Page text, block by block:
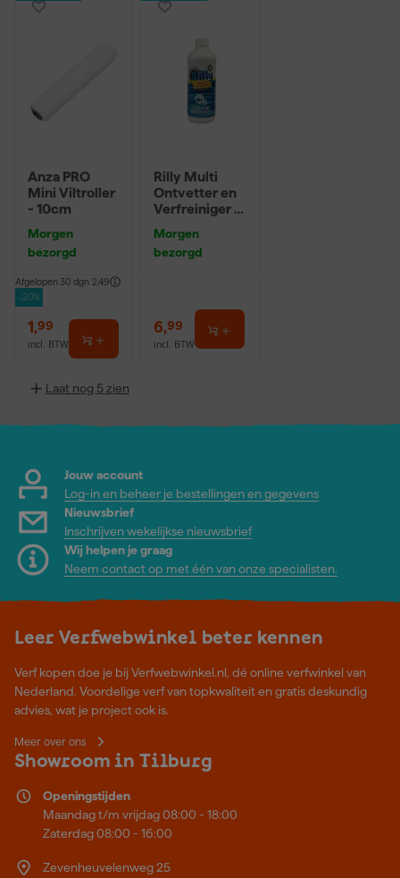
Anza PRO
Mini Viltroller
- 10cm
Morgen
bezorgd
Afgelopen 30 dgn 2,49
-20%
1,99
incl. BTW
Rilly Multi
Ontvetter en
Verfreiniger –
Morgen
bezorgd
6,99
incl. BTW
Laat nog 5 zien
Jouw account
Log-in en beheer je bestellingen en gegevens
Nieuwsbrief
Inschrijven wekelijkse nieuwsbrief
Wij helpen je graag
Neem contact op met één van onze specialisten.
Leer Verfwebwinkel beter kennen
Verf kopen doe je bij Verfwebwinkel.nl, dé online verfwinkel van
Nederland. Voordelige verf van topkwaliteit en gratis deskundig
advies, wat je project ook is.
Meer over ons
Showroom in Tilburg
Openingstijden
Maandag t/m vrijdag 08:00 - 18:00
Zaterdag 08:00 - 16:00
Zevenheuvelenweg 25